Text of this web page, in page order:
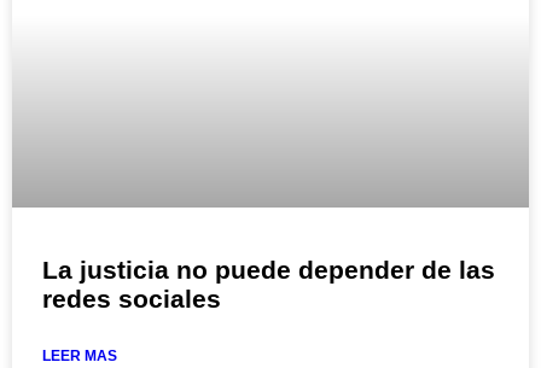
La justicia no puede depender de las
redes sociales
LEER MAS